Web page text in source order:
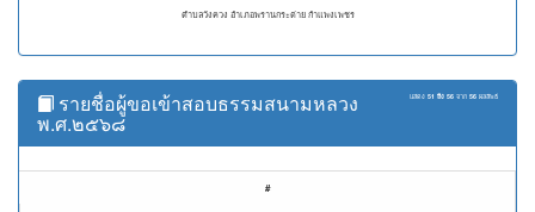
ตำบลวังควง อำเภอพรานกระต่าย กำแพงเพชร
แสดง 51 ถึง 56 จาก 56 ผลลัพธ์
รายชื่อผู้ขอเข้าสอบธรรมสนามหลวง
พ.ศ.๒๕๖๘
#